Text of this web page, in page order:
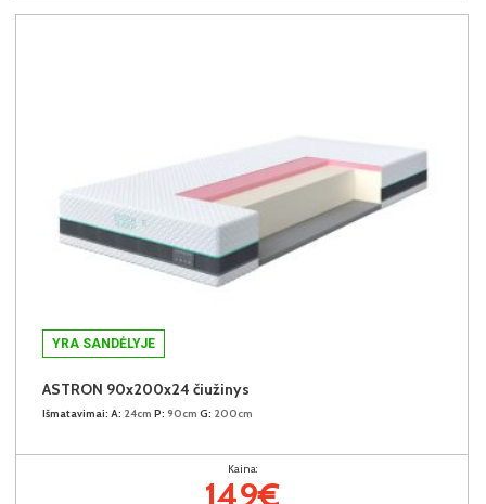
YRA SANDĖLYJE
ASTRON 90x200x24 čiužinys
Išmatavimai: A: 24cm P: 90cm G: 200cm
Kaina:
149€